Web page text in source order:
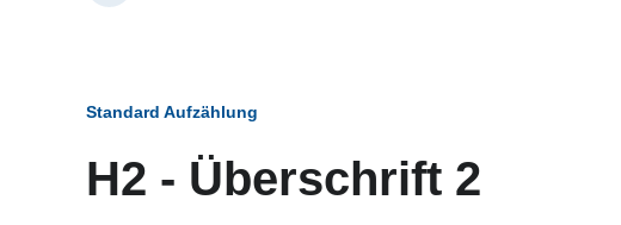
Standard Aufzählung
H2 - Überschrift 2